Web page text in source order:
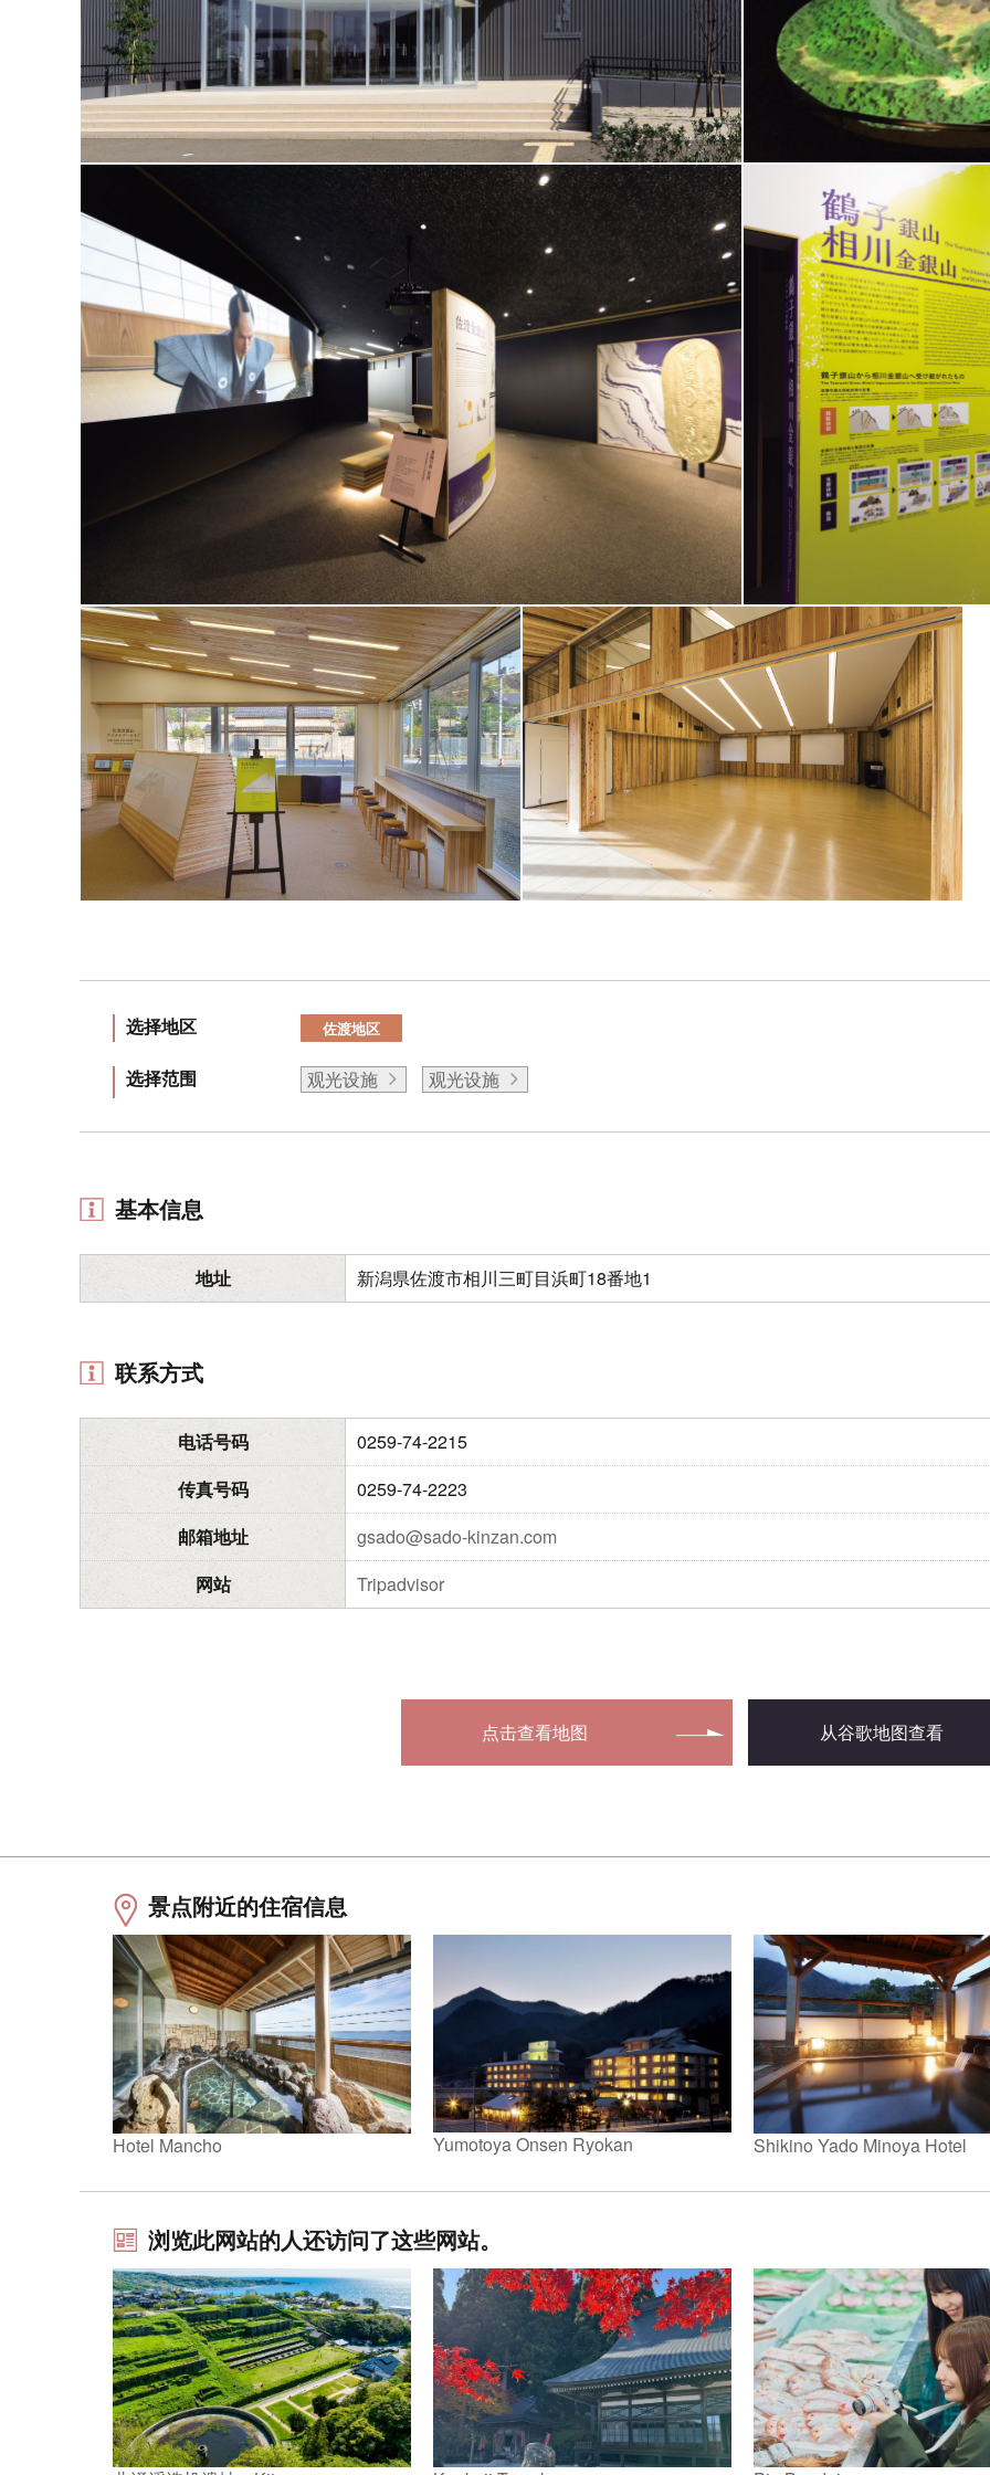
选择地区 佐渡地区
选择范围 观光设施 观光设施
基本信息
地址 新潟県佐渡市相川三町目浜町18番地1
联系方式
电话号码
0259-74-2215
传真号码
0259-74-2223
邮箱地址
gsado@sado-kinzan.com
网站
Tripadvisor
点击查看地图 从谷歌地图查看
景点附近的住宿信息
Hotel Mancho Yumotoya Onsen Ryokan Shikino Yado Minoya Hotel
浏览此网站的人还访问了这些网站。